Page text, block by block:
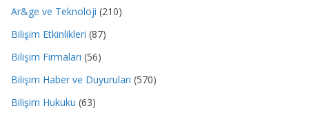
Ar&ge ve Teknoloji (210)
Bilişim Etkinlikleri (87)
Bilişim Firmaları (56)
Bilişim Haber ve Duyuruları (570)
Bilişim Hukuku (63)